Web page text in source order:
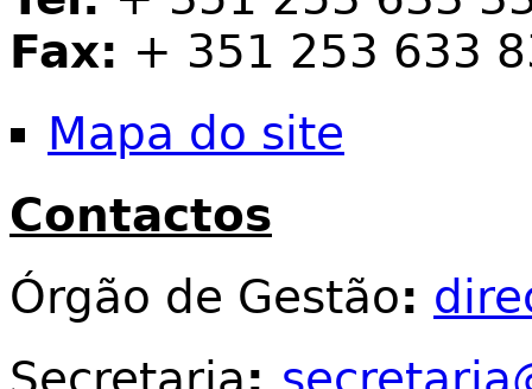
Fax: + 351 253 633
Mapa do site
Contactos
Órgão de Gestão: